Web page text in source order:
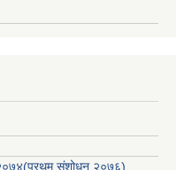
संशोधन,२०७६)